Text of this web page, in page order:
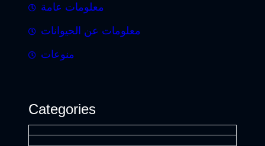
معلومات عامة
معلومات عن الحيوانات
منوعات
Categories